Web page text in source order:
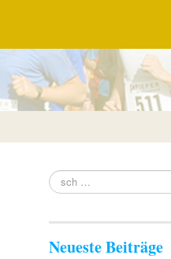
Neueste Beiträge